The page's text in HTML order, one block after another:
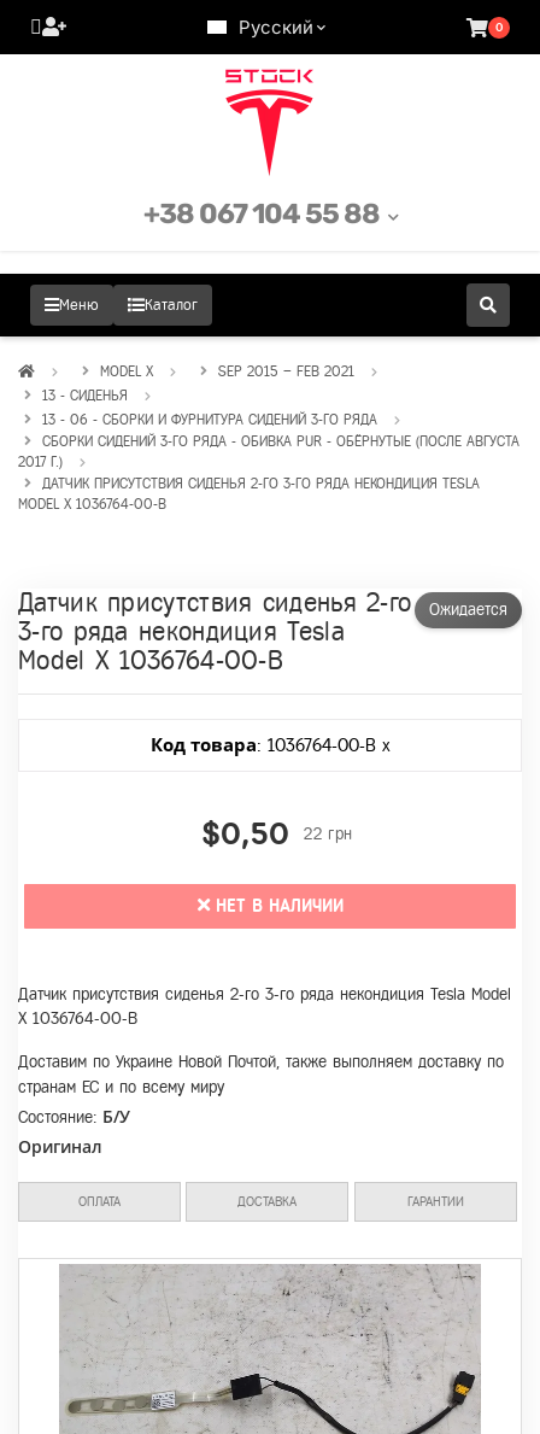
Русский 0
Меню Каталог
+38 067 104 55 88
MODEL X
SEP 2015 – FEB 2021
13 - СИДЕНЬЯ
13 - 06 - СБОРКИ И ФУРНИТУРА СИДЕНИЙ 3-ГО РЯДА
СБОРКИ СИДЕНИЙ 3-ГО РЯДА - ОБИВКА PUR - ОБЁРНУТЫЕ (ПОСЛЕ АВГУСТА
2017 Г.)
ДАТЧИК ПРИСУТСТВИЯ СИДЕНЬЯ 2-ГО 3-ГО РЯДА НЕКОНДИЦИЯ TESLA
MODEL X 1036764-00-B
Ожидается
Датчик присутствия сиденья 2-го
3-го ряда некондиция Tesla
Model X 1036764-00-B
Код товара: 1036764-00-B x
$0,50 22 грн
НЕТ В НАЛИЧИИ
Датчик присутствия сиденья 2-го 3-го ряда некондиция Tesla Model
X 1036764-00-B
Доставим по Украине Новой Почтой, также выполняем доставку по
странам ЕС и по всему миру
Состояние: Б/У
Оригинал
ОПЛАТА ДОСТАВКА ГАРАНТИИ